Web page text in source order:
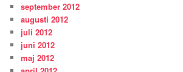
september 2012
augusti 2012
juli 2012
juni 2012
maj 2012